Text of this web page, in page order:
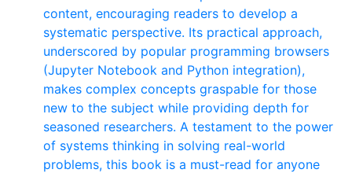
content, encouraging readers to develop a
systematic perspective. Its practical approach,
underscored by popular programming browsers
(Jupyter Notebook and Python integration),
makes complex concepts graspable for those
new to the subject while providing depth for
seasoned researchers. A testament to the power
of systems thinking in solving real-world
problems, this book is a must-read for anyone